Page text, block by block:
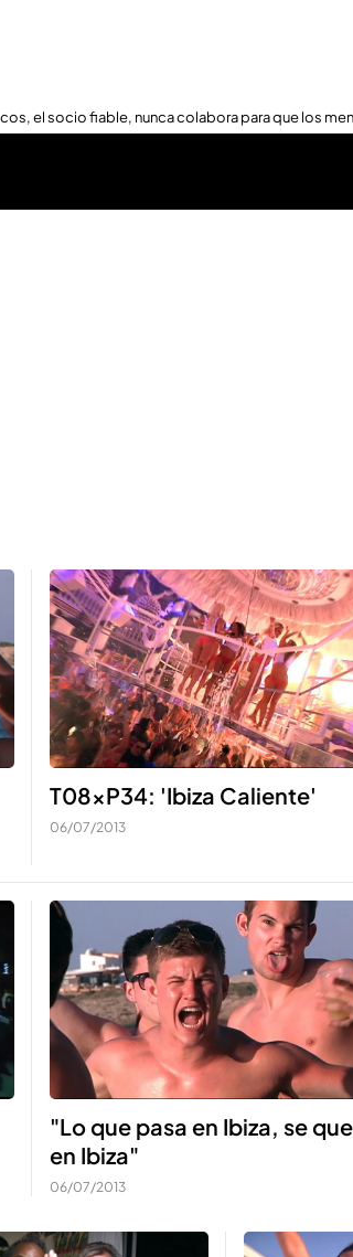
el socio fiable, nunca colabora para que los
T08xP34: 'Ibiza Caliente'
06/07/2013
"Lo que pasa en Ibiza, se
en Ibiza"
06/07/2013